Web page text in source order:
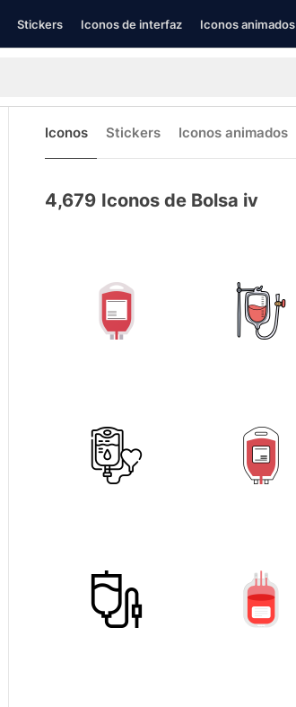
Stickers Iconos de interfaz Iconos animados
Iconos Stickers Iconos animados
4,679 Iconos de Bolsa iv